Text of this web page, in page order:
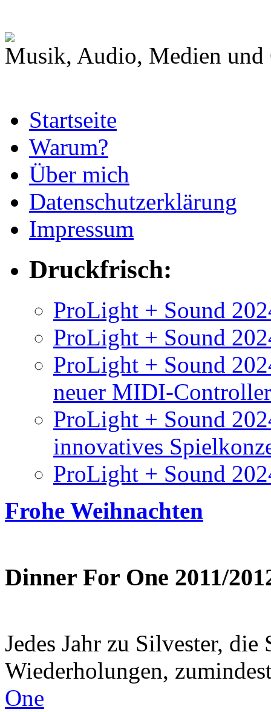
Musik, Audio, Medien und
Startseite
Warum?
Über mich
Datenschutzerklärung
Impressum
Druckfrisch:
ProLight + Sound
ProLight + Sound
ProLight + Sound
neuer MIDI-Controller
ProLight + Sound
innovatives
ProLight + Sound
Frohe Weihnachten
Dinner For One 2011/
Jedes Jahr zu Silvester,
Wiederholungen,
One